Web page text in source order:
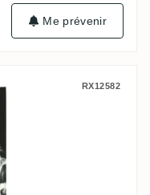
Me prévenir
Panama No.
RX12582